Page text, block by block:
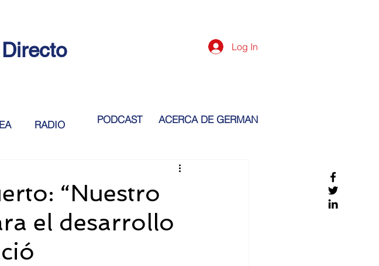
Log In
RADIO
“Nuestro
el desarrollo
PODCAST ACERCA DE GERMAN